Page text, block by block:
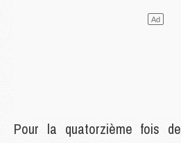
Pour la quatorzième fois